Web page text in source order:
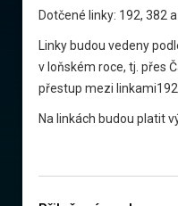
Dotčené linky: 192, 382
Linky budou vedeny
v loňském roce, tj. přes
přestup mezi
Na linkách budou platit